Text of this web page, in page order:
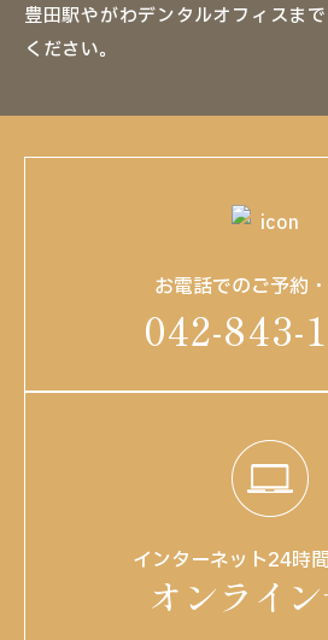
豊田駅やがわデンタルオフィスま
ください。
お電話でのご予約
042-843-
インターネット24時
オンライ